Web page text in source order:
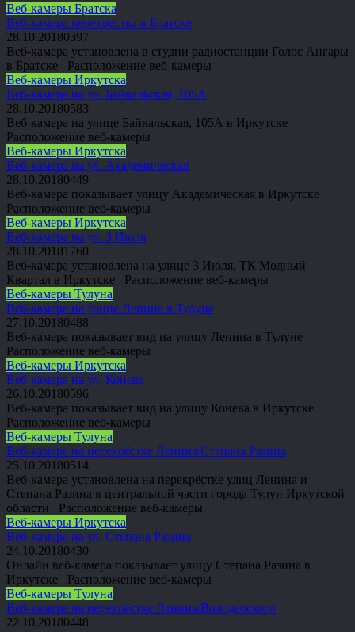
Веб-камеры Братска
Веб-камера перекрестка в Братске
28.10.20180397
Веб-камера установлена в студии радиостанции Голос Ангары
в Братске Расположение веб-камеры
Веб-камеры Иркутска
Веб-камера на ул. Байкальская, 105А
28.10.20180583
Веб-камера на улице Байкальская, 105А в Иркутске
Расположение веб-камеры
Веб-камеры Иркутска
Веб-камера на ул. Академическая
28.10.20180449
Веб-камера показывает улицу Академическая в Иркутске
Расположение веб-камеры
Веб-камеры Иркутска
Веб-камера на ул. 3 Июля
28.10.20181 760
Веб-камера установлена на улице 3 Июля, ТК Модный
Квартал в Иркутске Расположение веб-камеры
Веб-камеры Тулуна
Веб-камера на улице Ленина в Тулуне
27.10.20180488
Веб-камера показывает вид на улицу Ленина в Тулуне
Расположение веб-камеры
Веб-камеры Иркутска
Веб-камера на ул. Конева
26.10.20180596
Веб-камера показывает вид на улицу Конева в Иркутске
Расположение веб-камеры
Веб-камеры Тулуна
Веб-камера на перекрёстке Ленина/Степана Разина
25.10.20180514
Веб-камера установлена на перекрёстке улиц Ленина и
Степана Разина в центральной части города Тулун Иркутской
области Расположение веб-камеры
Веб-камеры Иркутска
Веб-камера на ул. Степана Разина
24.10.20180430
Онлайн веб-камера показывает улицу Степана Разина в
Иркутске Расположение веб-камеры
Веб-камеры Тулуна
Веб-камера на перекрёстке Ленина/Володарского
22.10.20180448